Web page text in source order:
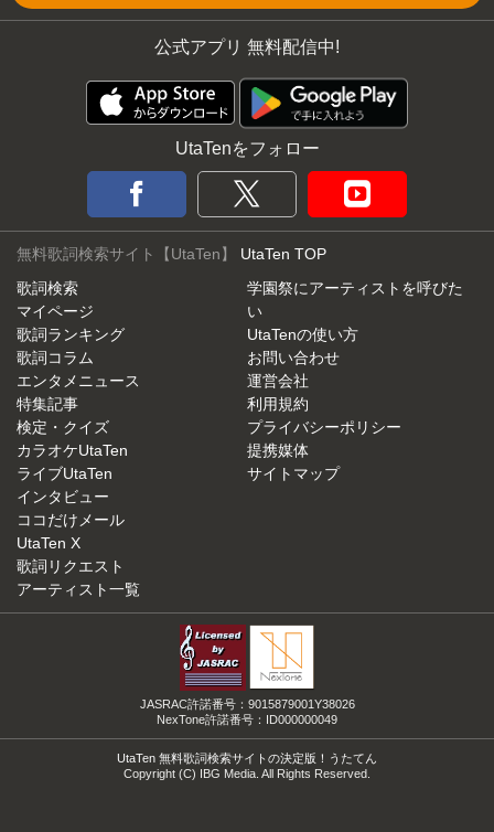
公式アプリ 無料配信中!
UtaTenをフォロー
無料歌詞検索サイト【UtaTen】 UtaTen TOP
歌詞検索
マイページ
歌詞ランキング
歌詞コラム
エンタメニュース
特集記事
検定・クイズ
カラオケUtaTen
ライブUtaTen
インタビュー
ココだけメール
UtaTen X
歌詞リクエスト
アーティスト一覧
学園祭にアーティストを呼びた
い
UtaTenの使い方
お問い合わせ
運営会社
利用規約
プライバシーポリシー
提携媒体
サイトマップ
JASRAC許諾番号：9015879001Y38026
NexTone許諾番号：ID000000049
UtaTen 無料歌詞検索サイトの決定版！うたてん
Copyright (C) IBG Media. All Rights Reserved.